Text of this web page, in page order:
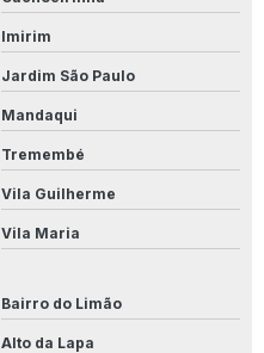
Imirim
Jardim São Paulo
Mandaqui
Tremembé
Vila Guilherme
Vila Maria
Bairro do Limão
Alto da Lapa